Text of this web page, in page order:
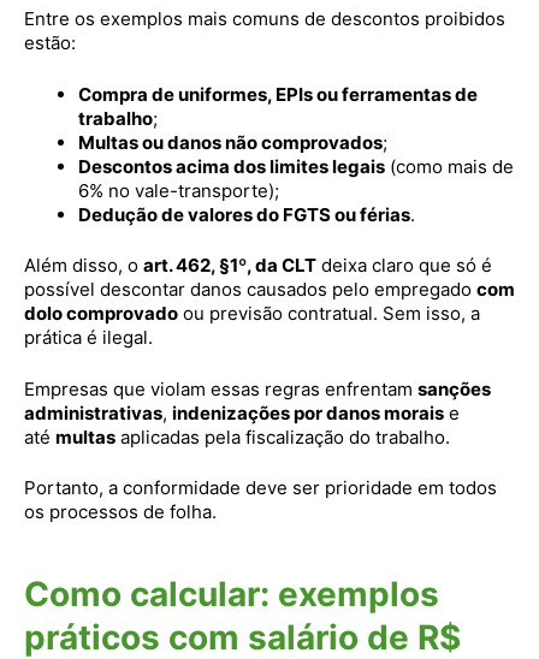
Entre os exemplos mais comuns de descontos proibidos
estão:
Compra de uniformes, EPIs ou ferramentas de
trabalho;
Multas ou danos não comprovados;
Descontos acima dos limites legais (como mais de
6% no vale-transporte);
Dedução de valores do FGTS ou férias.
Além disso, o art. 462, §1º, da CLT deixa claro que só é
possível descontar danos causados pelo empregado com
dolo comprovado ou previsão contratual. Sem isso, a
prática é ilegal.
Empresas que violam essas regras enfrentam sanções
administrativas, indenizações por danos morais e
até multas aplicadas pela fiscalização do trabalho.
Portanto, a conformidade deve ser prioridade em todos
os processos de folha.
Como calcular: exemplos
práticos com salário de R$